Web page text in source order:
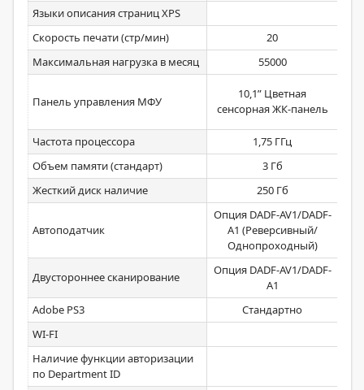
Языки описания страниц XPS
Скорость печати (стр/мин)
20
Максимальная нагрузка в месяц
55000
Панель управления МФУ
10,1” Цветная
сенсорная ЖК-панель
Частота процессора
1,75 ГГц
Объем памяти (стандарт)
3 Гб
Жесткий диск наличие
250 Гб
Автоподатчик
Опция DADF-AV1/DADF-
A1 (Реверсивный/
Однопроходный)
Двустороннее сканирование
Опция DADF-AV1/DADF-
A1
Adobe PS3 Стандартно
WI-FI
Наличие функции авторизации
по Department ID